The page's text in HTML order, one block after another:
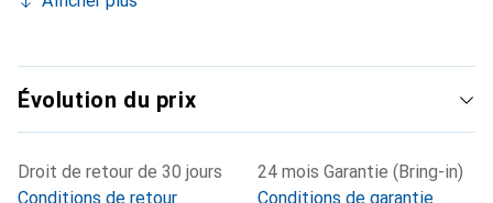
Évolution du prix
Droit de retour de 30 jours
Conditions de retour
24 mois Garantie (Bring-in)
Conditions de garantie